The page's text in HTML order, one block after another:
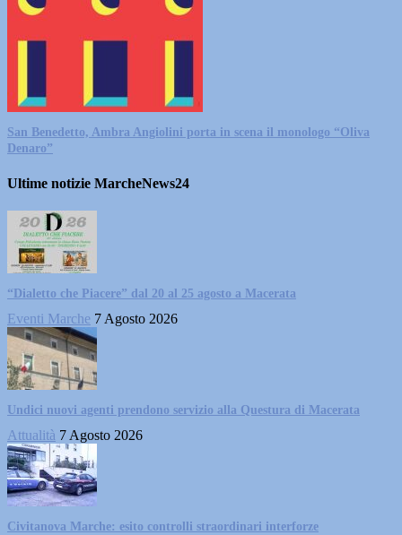
San Benedetto, Ambra Angiolini porta in scena il monologo “Oliva
Denaro”
Ultime notizie MarcheNews24
“Dialetto che Piacere” dal 20 al 25 agosto a Macerata
Eventi Marche 7 Agosto 2026
Undici nuovi agenti prendono servizio alla Questura di Macerata
Attualità 7 Agosto 2026
Civitanova Marche: esito controlli straordinari interforze